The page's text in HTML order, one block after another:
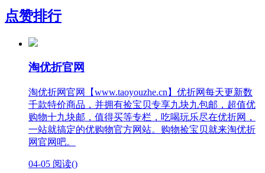
点赞排行
淘优折官网
淘优折网官网【www.taoyouzhe.cn】优折网每天更新数
千款特价商品，并拥有捡宝贝专享九块九包邮，超值优
购物十九块邮，值得买等专栏，吃喝玩乐尽在优折网，
一站就搞定的优购物官方网站。购物捡宝贝就来淘优折
网官网吧。
04-05 阅读()